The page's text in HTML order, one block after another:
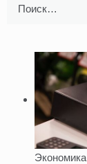
Экономика